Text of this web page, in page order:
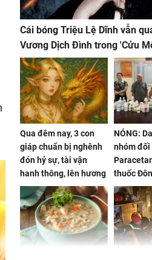
Cái bóng Triệu Lệ Dĩnh vẫn
Vương Dịch Đình trong 'Cửu
Qua đêm nay, 3 con
giáp chuẩn bị nghênh
đón hỷ sự, tài vận
hanh thông, lên hương
hóa Rồng hóa Phượng,
gom hết may mắn về
nhà
NÓNG:
nhóm
thuốc
bách